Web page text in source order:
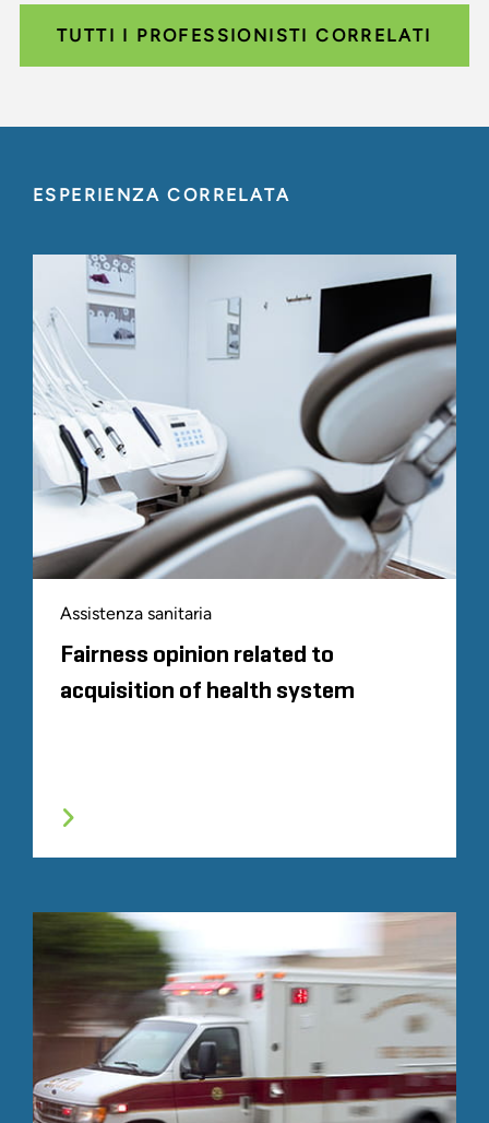
TUTTI I PROFESSIONISTI CORRELATI
ESPERIENZA CORRELATA
Assistenza sanitaria
Fairness opinion related to
acquisition of health system